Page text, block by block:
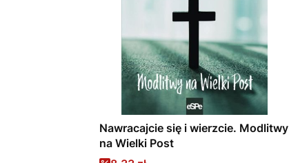
Nawracajcie się i wierzcie. Modlitwy
na Wielki Post